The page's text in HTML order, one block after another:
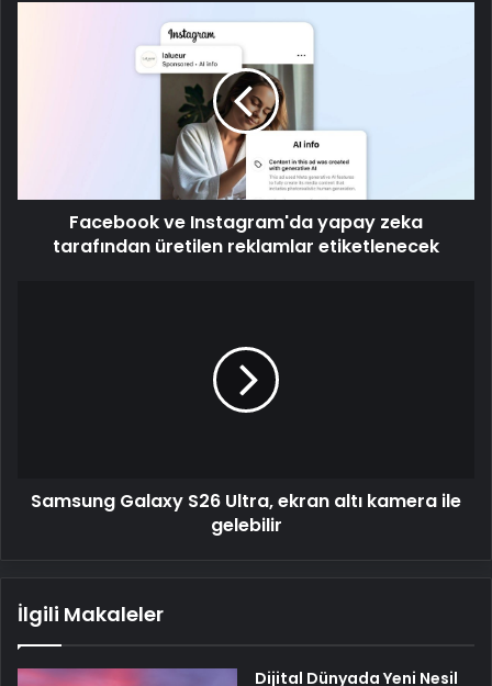
etiketlenecek
Facebook ve Instagram'da yapay zeka
tarafından üretilen reklamlar etiketlenecek
Samsung Galaxy S26 Ultra, ekran altı kamera ile
gelebilir
İlgili Makaleler
Dijital Dünyada Yeni Nesil